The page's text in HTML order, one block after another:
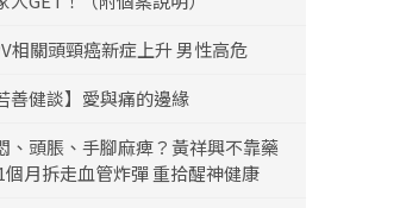
相關頭頸癌新症上升 男性高危
善健談】愛與痛的邊緣
、頭脹、手腳麻痺？黃祥興不靠藥
個月拆走血管炸彈 重拾醒神健康